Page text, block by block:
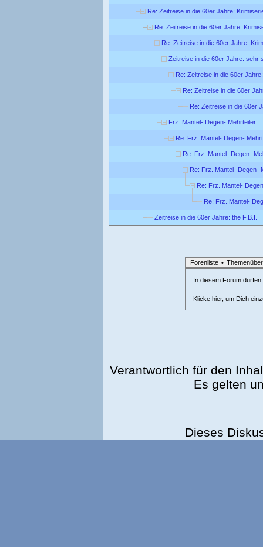
Re: Zeitreise in die 60er Jahre:
Re: Zeitreise in die 60er Jahre:
Re: Zeitreise in die 60er Jahre:
Zeitreise in die 60er Jahre: sehr
Re: Zeitreise in die 60er
Re: Zeitreise in die 60er
Re: Zeitreise in die 60er
Frz. Mantel- Degen- Mehrteiler
Re: Frz. Mantel- Degen-
Re: Frz. Mantel- Degen-
Re: Frz. Mantel- Degen-
Re: Frz. Mantel-
Re: Frz. Mantel-
Zeitreise in die 60er Jahre: the F.B.I.
Forenliste •
In diesem Forum
Klicke hier, um Dich
Verantwortlich für den
Es gelten
Dieses